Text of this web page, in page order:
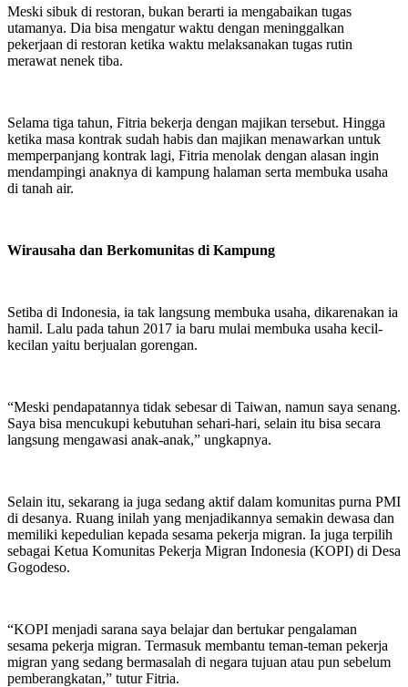
Meski sibuk di restoran, bukan berarti ia mengabaikan tugas
utamanya. Dia bisa mengatur waktu dengan meninggalkan
pekerjaan di restoran ketika waktu melaksanakan tugas rutin
merawat nenek tiba.
Selama tiga tahun, Fitria bekerja dengan majikan tersebut. Hingga
ketika masa kontrak sudah habis dan majikan menawarkan untuk
memperpanjang kontrak lagi, Fitria menolak dengan alasan ingin
mendampingi anaknya di kampung halaman serta membuka usaha
di tanah air.
Wirausaha dan Berkomunitas di Kampung
Setiba di Indonesia, ia tak langsung membuka usaha, dikarenakan ia
hamil. Lalu pada tahun 2017 ia baru mulai membuka usaha kecil-
kecilan yaitu berjualan gorengan.
“Meski pendapatannya tidak sebesar di Taiwan, namun saya senang.
Saya bisa mencukupi kebutuhan sehari-hari, selain itu bisa secara
langsung mengawasi anak-anak,” ungkapnya.
Selain itu, sekarang ia juga sedang aktif dalam komunitas purna PMI
di desanya. Ruang inilah yang menjadikannya semakin dewasa dan
memiliki kepedulian kepada sesama pekerja migran. Ia juga terpilih
sebagai Ketua Komunitas Pekerja Migran Indonesia (KOPI) di Desa
Gogodeso.
“KOPI menjadi sarana saya belajar dan bertukar pengalaman
sesama pekerja migran. Termasuk membantu teman-teman pekerja
migran yang sedang bermasalah di negara tujuan atau pun sebelum
pemberangkatan,” tutur Fitria.